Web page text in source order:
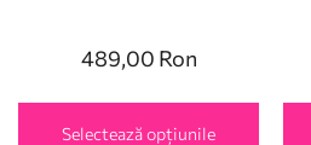
489,00 Ron
Selectează opțiunile